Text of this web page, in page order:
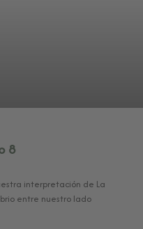
8
interpretación de La
entre nuestro lado